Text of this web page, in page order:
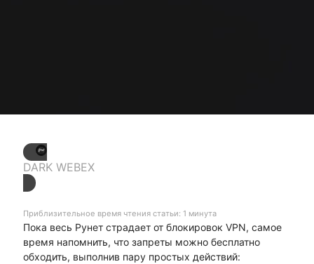
DARK WEBEX
Приблизительное время чтения статьи: 1 минута
Пока весь Рунет страдает от блокировок VPN, самое
время напомнить, что запреты можно бесплатно
обходить, выполнив пару простых действий: